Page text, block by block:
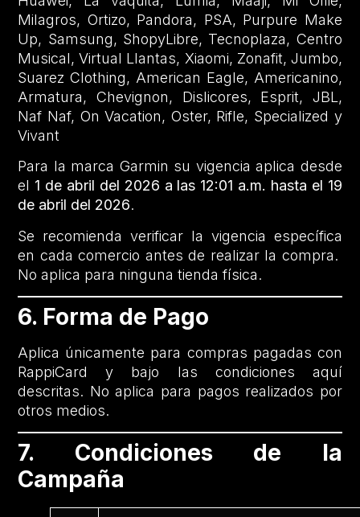
Milagros, Ortizo, Pandora, PSA, Purpure Make
Up, Samsung, ShopyLibre, Tecnoplaza, Centro
Musical, Virtual Llantas, Xiaomi, Zonafit, Jumbo,
Suarez Clothing, American Eagle, Americanino,
Armatura, Chevignon, Dislicores, Esprit, JBL,
Naf Naf, On Vacation, Oster, Rifle, Specialized y
Vivant
Para la marca Garmin su vigencia aplica desde
el 1 de abril del 2026 a las 12:01 a.m. hasta el 19
de abril del 2026.
Se recomienda verificar la vigencia específica
en cada comercio antes de realizar la compra.
No aplica para ninguna tienda física.
6. Forma de Pago
Aplica únicamente para compras pagadas con
RappiCard y bajo las condiciones aquí
descritas. No aplica para pagos realizados por
otros medios.
7. Condiciones de la
Campaña